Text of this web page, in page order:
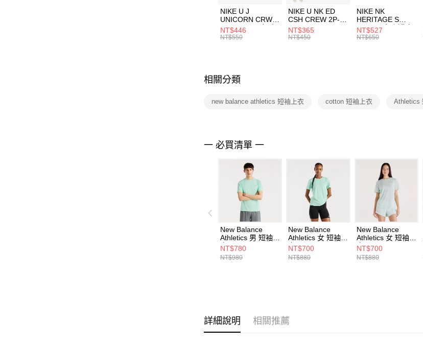
NIKE U J
UNICORN CRW
1PR -160 男女 中
統襪 FZ3393100
NT$446
NT$550
NIKE U NK ED
CSH CREW 2P-
144 EMBRDY 男
女 短統襪
NT$365
NT$450
NIKE NK
HERITAGE S
SMIT 男女 側背包
BA5871010
NT$527
NT$650
相關分類
new balance athletics 短袖上衣 cotton 短袖上衣 Athletics
一 必買清單 一
New Balance
Athletics 男 短袖上
衣 MT41253BM4-
F
NT$780
NT$980
New Balance
Athletics 女 短袖上
衣 WT41253BM4-
F
NT$700
NT$880
New Balance
Athletics 女 短袖上
衣 WT41253AB8-
F
NT$700
NT$880
詳細說明 相關推薦